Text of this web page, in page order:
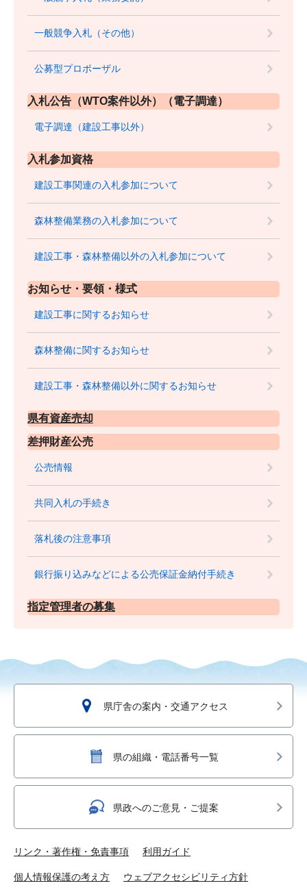
一般競争入札（その他）
公募型プロポーザル
入札公告（WTO案件以外）（電子調達）
電子調達（建設工事以外）
入札参加資格
建設工事関連の入札参加について
森林整備業務の入札参加について
建設工事・森林整備以外の入札参加について
お知らせ・要領・様式
建設工事に関するお知らせ
森林整備に関するお知らせ
建設工事・森林整備以外に関するお知らせ
県有資産売却
差押財産公売
公売情報
共同入札の手続き
落札後の注意事項
銀行振り込みなどによる公売保証金納付手続き
指定管理者の募集
県庁舎の案内・交通アクセス
県の組織・電話番号一覧
県政へのご意見・ご提案
リンク・著作権・免責事項 利用ガイド
個人情報保護の考え方 ウェブアクセシビリティ方針